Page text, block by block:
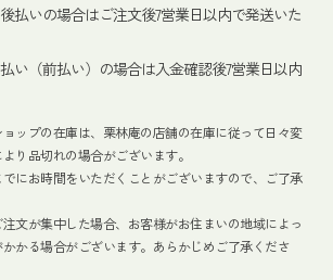
後払いの場合はご注文後7営業日以内で発送いた
い（前払い）の場合は入金確認後7営業日以内
ップの在庫は、栗林庵の店舗の在庫に従って日々変
り品切れの場合がございます。
にお時間をいただくことがございますので、ご了承
文が集中した場合、お客様がお住まいの地域によっ
かる場合がございます。あらかじめご了承くださ